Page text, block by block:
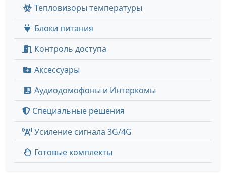
Тепловизоры температуры
Блоки питания
Контроль доступа
Аксессуары
Аудиодомофоны и Интеркомы
Специальные решения
Усиление сигнала 3G/4G
Готовые комплекты